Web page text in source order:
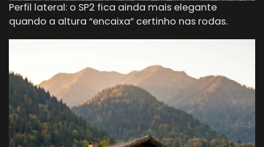
Perfil lateral: o SP2 fica ainda mais elegante
quando a altura “encaixa” certinho nas rodas.